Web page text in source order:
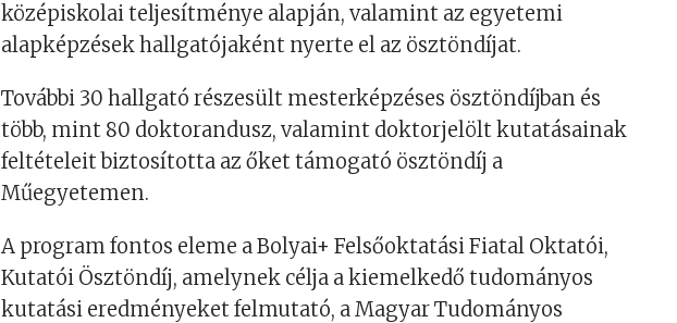
középiskolai teljesítménye alapján, valamint az egyetemi
alapképzések hallgatójaként nyerte el az ösztöndíjat.
További 30 hallgató részesült mesterképzéses ösztöndíjban és
több, mint 80 doktorandusz, valamint doktorjelölt kutatásainak
feltételeit biztosította az őket támogató ösztöndíj a
Műegyetemen.
A program fontos eleme a Bolyai+ Felsőoktatási Fiatal Oktatói,
Kutatói Ösztöndíj, amelynek célja a kiemelkedő tudományos
kutatási eredményeket felmutató, a Magyar Tudományos